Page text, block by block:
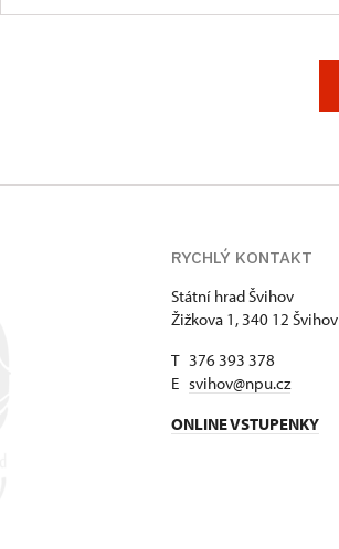
RYCHLÝ KONTAKT
Státní hrad Švihov
Žižkova 1, 340 12 Švihov
T 376 393 378
E svihov@npu.cz
ONLINE VSTUPENKY